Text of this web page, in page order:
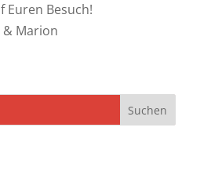
Euren Besuch!
& Marion
Suchen